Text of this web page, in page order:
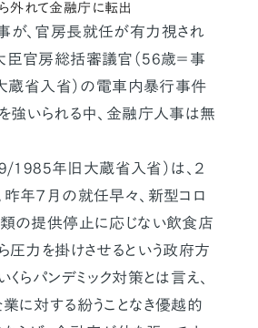
外れて金融庁に転出
、官房長就任が有力視され
臣官房総括審議官（56歳＝事
省入省）の電車内暴行事件
強いられる中、金融庁人事は無
1985年旧大蔵省入省）は、２
年７月の就任早々、新型コロ
の提供停止に応じない飲食店
圧力を掛けさせるという政府方
らパンデミック対策とは言え、
に対する紛うことなき優越的